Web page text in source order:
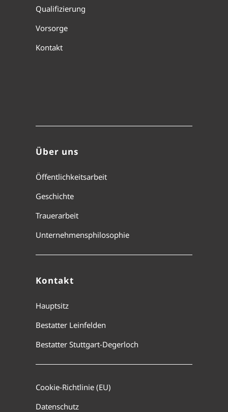
Qualifizierung
Vorsorge
Kontakt
Über uns
Öffentlichkeitsarbeit
Geschichte
Trauerarbeit
Unternehmensphilosophie
Kontakt
Hauptsitz
Bestatter Leinfelden
Bestatter Stuttgart-Degerloch
Cookie-Richtlinie (EU)
Datenschutz